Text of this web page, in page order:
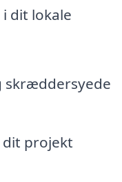
dit lokale
skræddersyede
projekt